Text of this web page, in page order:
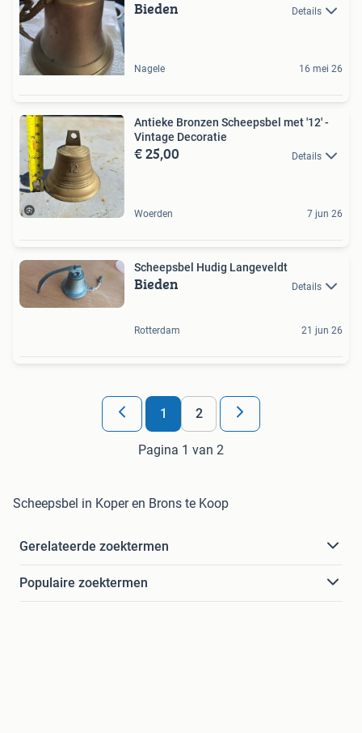
Bieden Details
Nagele 16 mei 26
Antieke Bronzen Scheepsbel met '12' -
Vintage Decoratie
€ 25,00 Details
Woerden 7 jun 26
Scheepsbel Hudig Langeveldt
Bieden Details
Rotterdam 21 jun 26
1 2
Pagina 1 van 2
Scheepsbel in Koper en Brons te Koop
Gerelateerde zoektermen
Populaire zoektermen